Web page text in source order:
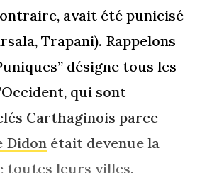
avait été punicisé
Trapani). Rappelons
désigne tous les
qui sont
Carthaginois parce
Didon était devenue la
toutes leurs villes.